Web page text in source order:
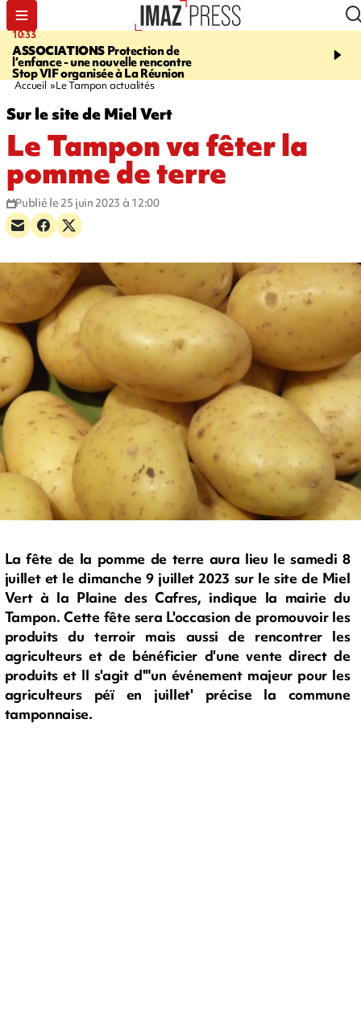
10:33
ASSOCIATIONSProtection de
l’enfance - une nouvelle rencontre
Stop VIF organisée à La Réunion
15:03
Vaste feu
l'ouest du pays, 20.000
Accueil Le Tampon actualités
Sur le site de Miel Vert
Le Tampon va fêter la
pomme de terre
Publié le 25 juin 2023 à 12:00
La fête de la pomme de terre aura lieu le samedi 8
juillet et le dimanche 9 juillet 2023 sur le site de Miel
Vert à la Plaine des Cafres, indique la mairie du
Tampon. Cette fête sera L'occasion de promouvoir les
produits du terroir mais aussi de rencontrer les
agriculteurs et de bénéficier d'une vente direct de
produits et Il s'agit d'"un événement majeur pour les
agriculteurs péï en juillet' précise la commune
tamponnaise.